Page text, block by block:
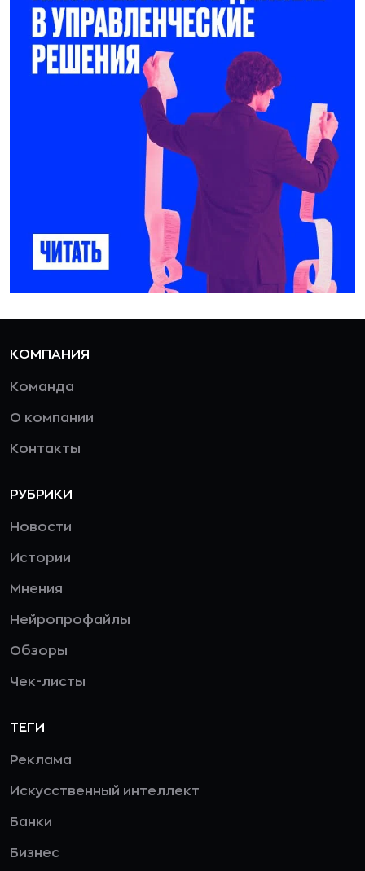
КОМПАНИЯ
Команда
О компании
Контакты
РУБРИКИ
Новости
Истории
Мнения
Нейропрофайлы
Обзоры
Чек-листы
ТЕГИ
Реклама
Искусственный интеллект
Банки
Бизнес